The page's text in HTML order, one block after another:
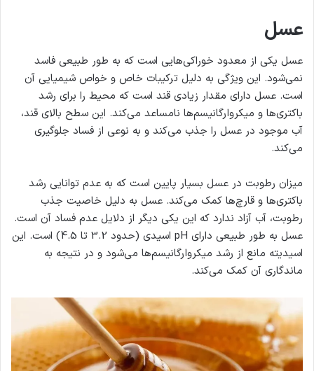
عسل
عسل یکی از معدود خوراکی‌هایی است که به طور طبیعی فاسد
نمی‌شود. این ویژگی به دلیل ترکیبات خاص و خواص شیمیایی آن
است. عسل دارای مقدار زیادی قند است که محیط را برای رشد
باکتری‌ها و میکروارگانیسم‌ها نامساعد می‌کند. این سطح بالای قند،
آب موجود در عسل را جذب می‌کند و به نوعی از فساد جلوگیری
می‌کند.
میزان رطوبت در عسل بسیار پایین است که به عدم توانایی رشد
باکتری‌ها و قارچ‌ها کمک می‌کند. عسل به دلیل خاصیت جذب
رطوبت، آب آزاد ندارد که این یکی دیگر از دلایل عدم فساد آن است.
عسل به طور طبیعی دارای pH اسیدی (حدود 3.2 تا 4.5) است. این
اسیدیته مانع از رشد میکروارگانیسم‌ها می‌شود و در نتیجه به
ماندگاری آن کمک می‌کند.